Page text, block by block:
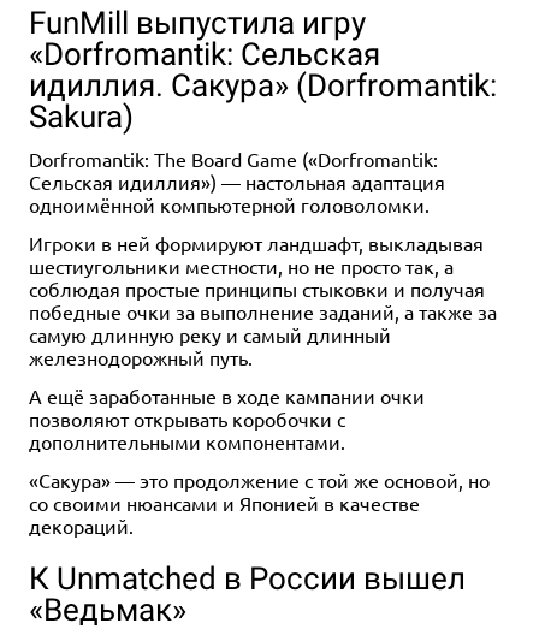
1-4
60-75
13+
Поиски планеты X
9 отзывов
Купить
FunMill выпустила игру
«Dorfromantik: Сельская
идиллия. Сакура» (Dorfromantik:
Sakura)
Dorfromantik: The Board Game («Dorfromantik:
Сельская идиллия») — настольная адаптация
одноимённой компьютерной головоломки.
Игроки в ней формируют ландшафт, выкладывая
шестиугольники местности, но не просто так, а
соблюдая простые принципы стыковки и получая
победные очки за выполнение заданий, а также за
самую длинную реку и самый длинный
железнодорожный путь.
А ещё заработанные в ходе кампании очки
позволяют открывать коробочки с
дополнительными компонентами.
«Сакура» — это продолжение с той же основой, но
со своими нюансами и Японией в качестве
декораций.
К Unmatched в России вышел
«Ведьмак»